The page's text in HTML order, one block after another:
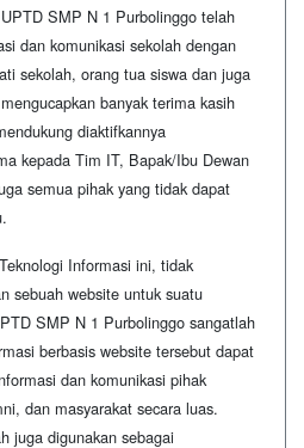
SMP N 1 Purbolinggo telah
dan komunikasi sekolah dengan
sekolah, orang tua siswa dan juga
banyak terima kasih
diaktifkannya
kepada Tim IT, Bapak/Ibu Dewan
semua pihak yang tidak dapat
Informasi ini, tidak
sebuah website untuk suatu
SMP N 1 Purbolinggo sangatlah
berbasis website tersebut dapat
dan komunikasi pihak
dan masyarakat secara luas.
juga digunakan sebagai